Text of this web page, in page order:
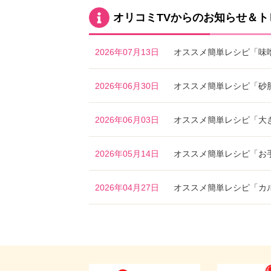
オリコミTVからのお知らせ＆
2026年07月13日 オススメ簡単レシピ「味
2026年06月30日 オススメ簡単レシピ「砂
2026年06月03日 オススメ簡単レシピ「大
2026年05月14日 オススメ簡単レシピ「
2026年04月27日 オススメ簡単レシピ「カ